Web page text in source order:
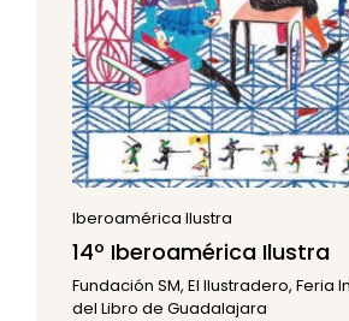
Iberoamérica Ilustra
14º Iberoamérica Ilustra
Fundación SM, El Ilustradero, Feria
del Libro de Guadalajara